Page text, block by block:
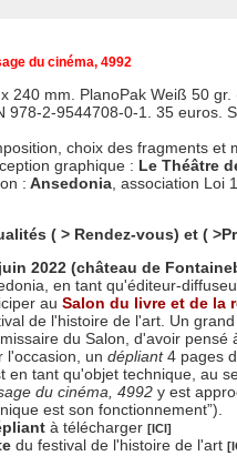
du cinéma, 4992
240 mm. PlanoPak Weiß 50
978-2-9544708-0-1. 35 euros.
choix des fragments et
graphique : Le Théâtre
: Ansedonia , association Loi
( > Rendez-vous) et (
2022 (château de
en tant qu'éditeur-
au Salon du livre et de la
de l'histoire de l'art. Un
du Salon, d'avoir pensé
l'occasion, un dépliant4 pages
en tant qu'objet technique, au
du cinéma, 4992 y est
est son fonctionnement”).
à télécharger [ICI]
du festival de l'histoire de l'art